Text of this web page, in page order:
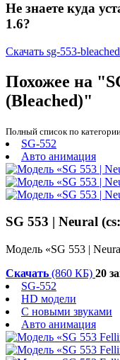
Не знаете куда
1.6?
Скачать sg-553-
Похожее на
(Bleached)"
Полный список по
SG-552
Авто анимация
SG 553 | Neural
Модель «SG 553 |
Скачать (860 КБ) 20
SG-552
HD модели
С новыми звуками
Авто анимация